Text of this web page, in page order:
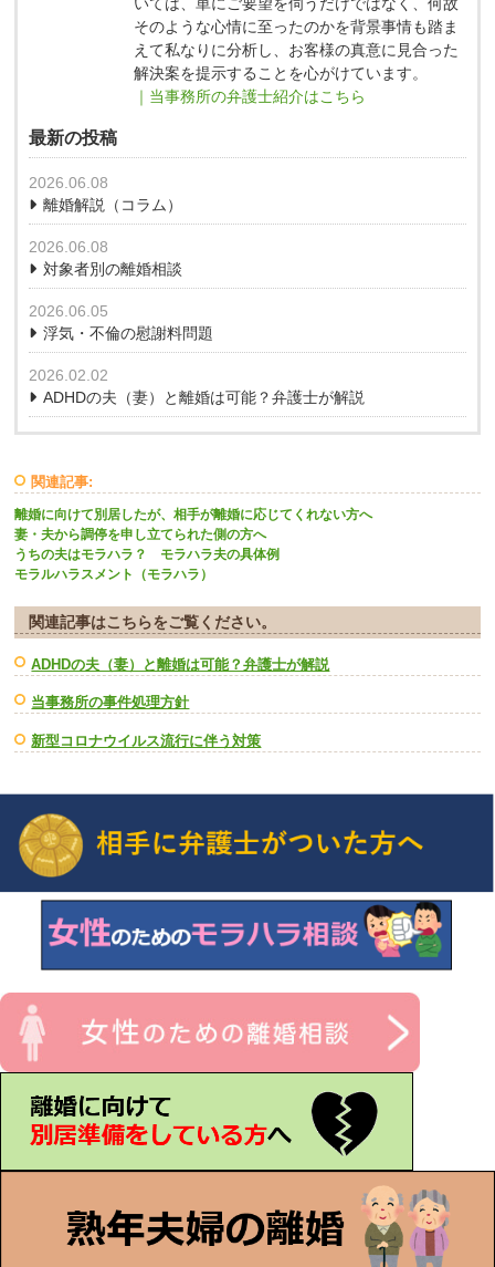
いては、単にご要望を伺うだけではなく、何故
そのような心情に至ったのかを背景事情も踏ま
えて私なりに分析し、お客様の真意に見合った
解決案を提示することを心がけています。
｜当事務所の弁護士紹介はこちら
最新の投稿
2026.06.08
離婚解説（コラム）
2026.06.08
対象者別の離婚相談
2026.06.05
浮気・不倫の慰謝料問題
2026.02.02
ADHDの夫（妻）と離婚は可能？弁護士が解説
関連記事:
離婚に向けて別居したが、相手が離婚に応じてくれない方へ
妻・夫から調停を申し立てられた側の方へ
うちの夫はモラハラ？ モラハラ夫の具体例
モラルハラスメント（モラハラ）
関連記事はこちらをご覧ください。
ADHDの夫（妻）と離婚は可能？弁護士が解説
当事務所の事件処理方針
新型コロナウイルス流行に伴う対策